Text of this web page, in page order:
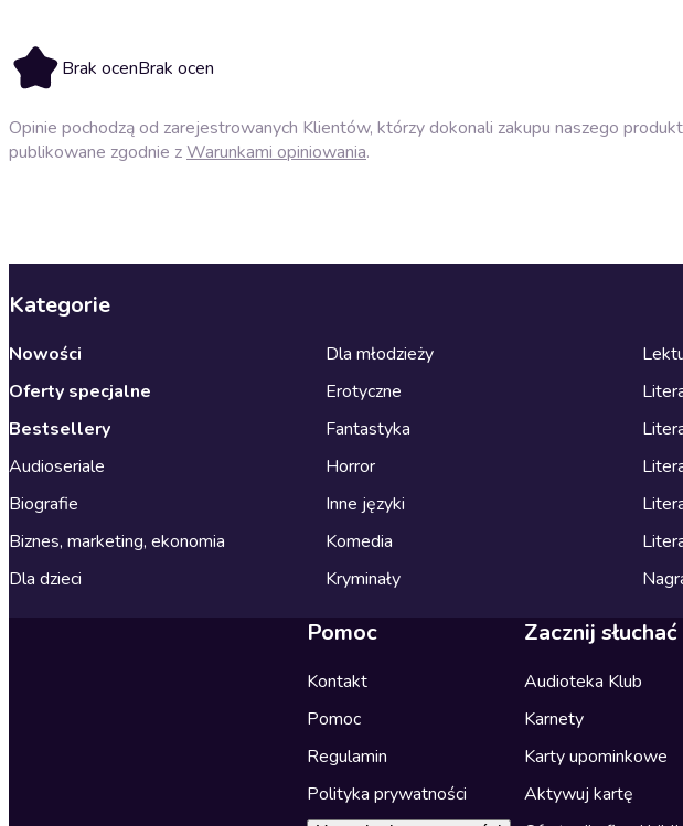
Brak ocenBrak ocen
Opinie pochodzą od zarejestrowanych Klientów, którzy dokonali zakupu naszego
publikowane zgodnie zWarunkami opiniowania.
Kategorie
Nowości
Oferty specjalne
Bestsellery
Audioseriale
Biografie
Biznes, marketing, ekonomia
Dla dzieci
Dla młodzieży
Erotyczne
Fantastyka
Horror
Inne języki
Komedia
Kryminały
Pomoc
Kontakt
Pomoc
Regulamin
Polityka prywatności
Zacznij słuchać
Audioteka Klub
Karnety
Karty upominkowe
Aktywuj kartę